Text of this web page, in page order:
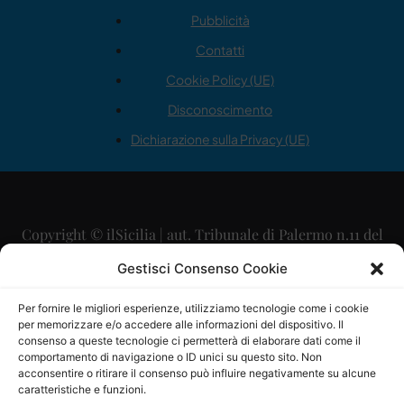
Gestisci Consenso Cookie
Per fornire le migliori esperienze, utilizziamo tecnologie come i cookie
per memorizzare e/o accedere alle informazioni del dispositivo. Il
consenso a queste tecnologie ci permetterà di elaborare dati come il
comportamento di navigazione o ID unici su questo sito. Non
acconsentire o ritirare il consenso può influire negativamente su alcune
caratteristiche e funzioni.
Pubblicità
Contatti
Cookie Policy (UE)
Disconoscimento
Dichiarazione sulla Privacy (UE)
Copyright © ilSicilia | aut. Tribunale di Palermo n.11 del
29/09/2015
Direttore Editoriale: Maurizio Scaglione
Direttore Responsabile: Maria Calabrese